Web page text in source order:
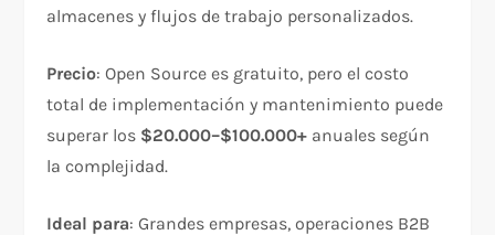
almacenes y flujos de trabajo personalizados.
Precio: Open Source es gratuito, pero el costo
total de implementación y mantenimiento puede
superar los $20.000–$100.000+ anuales según
la complejidad.
Ideal para: Grandes empresas, operaciones B2B